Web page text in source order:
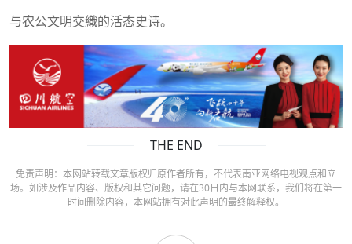
与农公文明交織的活态史诗。
THE END
免责声明：本网站转载文章版权归原作者所有，不代表南亚网络电视观点和立
场。如涉及作品内容、版权和其它问题，请在30日内与本网联系，我们将在第一
时间删除内容，本网站拥有对此声明的最终解释权。